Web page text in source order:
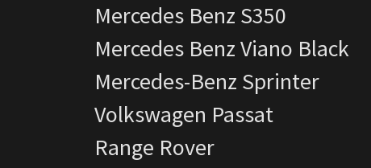
Mercedes Benz S350
Mercedes Benz Viano Black
Mercedes-Benz Sprinter
Volkswagen Passat
Range Rover